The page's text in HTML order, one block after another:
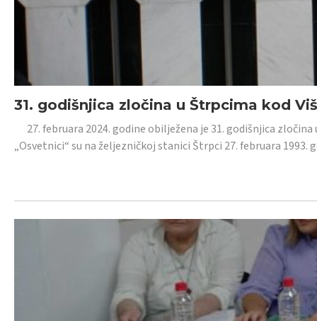
31. godišnjica zločina u Štrpcima kod
27. februara 2024. godine obilježena je 31. godišnjica
„Osvetnici“ su na željezničkoj stanici Štrpci 27. februara 1993.